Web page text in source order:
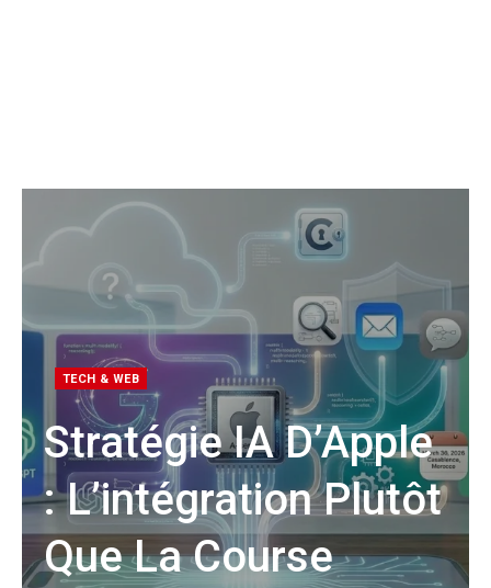
TECH & WEB
Stratégie IA D’Apple
: L’intégration Plutôt
Que La Course